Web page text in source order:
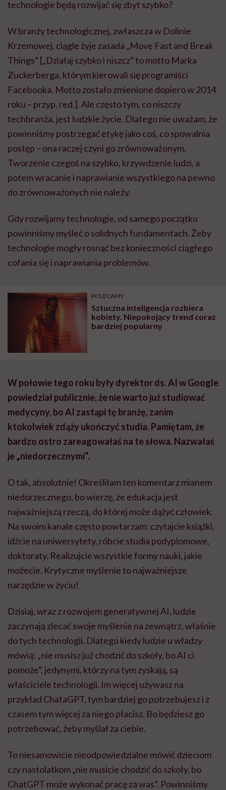
technologie będą rozwijać się zbyt szybko?
W branży technologicznej, zwłaszcza w Dolinie
Krzemowej, ciągle żyje zasada „Move Fast and Break
Things” [„Działaj szybko i niszcz” to motto Marka
Zuckerberga, którym kierowali się programiści
Facebooka. Motto zostało zmienione dopiero w 2014
roku – przyp. red.]. Ale często tym, co niszczy
techbranża, jest ludzkie życie. Dlatego nie uważam, że
powinniśmy postrzegać etykę jako coś, co spowalnia
postęp – ona raczej czyni go zrównoważonym.
Tworzenie czegoś na szybko, krzywdzenie ludzi, a
potem wracanie i naprawianie wszystkiego na pewno
do zrównoważonych nie należy.
Gdy rozwijamy technologie, od samego początku
powinniśmy myśleć o solidnych fundamentach. Żeby
technologie mogły rosnąć bez konieczności ciągłego
cofania się i naprawiania problemów.
POLECAMY
Sztuczna inteligencja rozbiera
kobiety. Niepokojący trend coraz
bardziej popularny
W połowie tego roku były dyrektor ds. AI w Google
powiedział publicznie, że nie warto już studiować
medycyny, bo AI zastąpi tę branżę, zanim
ktokolwiek zdąży ukończyć studia. Pamiętam, że
bardzo ostro zareagowałaś na te słowa. Nazwałaś
je „niedorzecznymi”.
O tak, absolutnie! Określiłam ten komentarz mianem
niedorzecznego, bo wierzę, że edukacja jest
najważniejszą rzeczą, do której może dążyć człowiek.
Na swoim kanale często powtarzam: czytajcie książki,
idźcie na uniwersytety, róbcie studia podyplomowe,
doktoraty. Realizujcie wszystkie formy nauki, jakie
możecie. Krytyczne myślenie to najważniejsze
narzędzie w życiu!
Dzisiaj, wraz z rozwojem generatywnej AI, ludzie
zaczynają zlecać swoje myślenie na zewnątrz, właśnie
do tych technologii. Dlatego kiedy ludzie u władzy
mówią: „nie musisz już chodzić do szkoły, bo AI ci
pomoże”, jedynymi, którzy na tym zyskają, są
właściciele technologii. Im więcej używasz na
przykład ChataGPT, tym bardziej go potrzebujesz i z
czasem tym więcej za niego płacisz. Bo będziesz go
potrzebować, żeby myślał za ciebie.
To niesamowicie nieodpowiedzialne mówić dzieciom
czy nastolatkom „nie musicie chodzić do szkoły, bo
ChatGPT może wykonać pracę za was”. Powinniśmy